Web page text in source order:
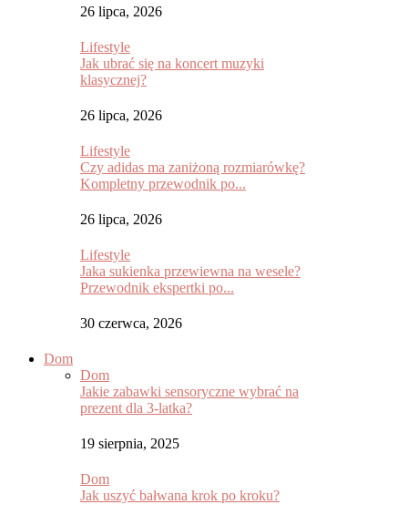
26 lipca, 2026
Lifestyle
Jak ubrać się na koncert muzyki
klasycznej?
26 lipca, 2026
Lifestyle
Czy adidas ma zaniżoną rozmiarówkę?
Kompletny przewodnik po...
26 lipca, 2026
Lifestyle
Jaka sukienka przewiewna na wesele?
Przewodnik ekspertki po...
30 czerwca, 2026
Dom
Dom
Jakie zabawki sensoryczne wybrać na
prezent dla 3-latka?
19 sierpnia, 2025
Dom
Jak uszyć bałwana krok po kroku?